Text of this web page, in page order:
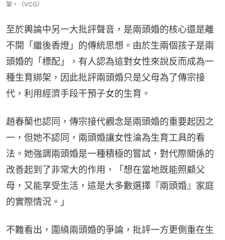
架。（VCG）
至於輿論中另一大批評聲音，是兩頭婚的核心還是離
不開「繼後香燈」的傳統思想。由於生兩個孩子是兩
頭婚的「標配」，有人認為這對女性來說反而成為一
種生育綁架，因此批評兩頭婚只是父母為了傳宗接
代，利用經濟手段干預子女的生育。
趙春蘭也認同，傳宗接代觀念是兩頭婚的重要起因之
一，但她不認同，兩頭婚讓女性淪為生育工具的看
法。她強調兩頭婚是一種積極的嘗試，對代際關係的
改善起到了非常大的作用，「想在當地既能照顧父
母，又能享受生活，這是大多數選擇『兩頭婚』家庭
的實際情況。」
不難看出，圍繞兩頭婚的爭論，批評一方更側重在生